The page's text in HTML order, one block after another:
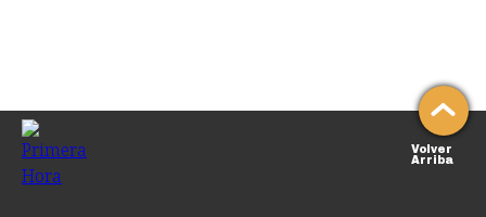
Volver
Arriba